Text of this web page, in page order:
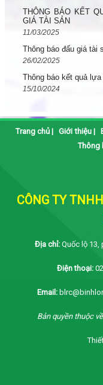
THÔNG BÁO KẾT
GIÁ TÀI SẢN
11/03/2025
Thông báo đấu giá tài
26/02/2025
Thông báo kết quả
15/10/2024
Trang chủ| Giới thiệu|
Thông
CÔNG TY
Địa chỉ: Quốc lộ 13,
Điện thoại:
Email:
Bản quyền thuộc